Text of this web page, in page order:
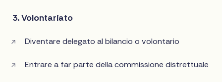
3. Volontariato
Diventare delegato al bilancio o volontario
Entrare a far parte della commissione distrettuale